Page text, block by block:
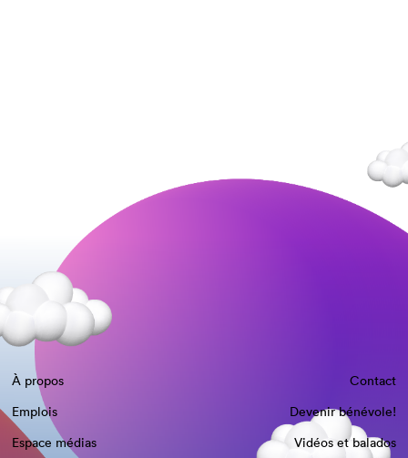
À propos
Contact
Emplois
Devenir bénévole!
Espace médias
Vidéos et balados